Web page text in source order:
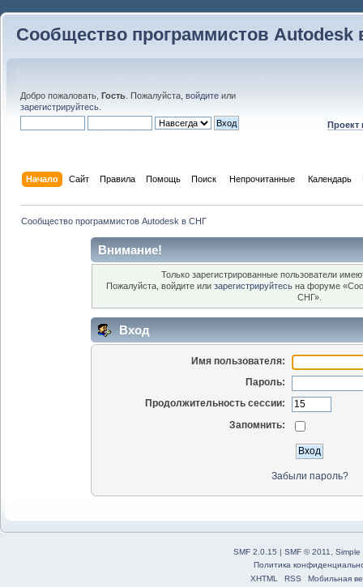
Сообщество программистов Autodesk
Добро пожаловать, Гость . Пожалуйста, войдите или
зарегистрируйтесь
Проект
Начало Сайт Правила Помощь Поиск Непрочитанные Календарь
Сообщество программистов Autodesk в СНГ
Внимание!
Только зарегистрированные пользователи
Пожалуйста, войдите или зарегистрируйтесь на форуме
СНГ».
Вход
Имя пользователя:
Пароль:
Продолжительность сессии:
Запомнить:
Забыли пароль?
SMF 2.0.15 | SMF © 2011
Simple
Политика
XHTML
RSS Мобильная